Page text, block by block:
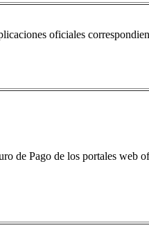
oficiales
de Pago de los portales web